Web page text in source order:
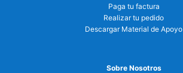
Paga tu factura
Realizar tu pedido
Descargar Material de Apoyo
Sobre Nosotros